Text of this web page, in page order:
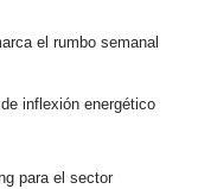
el rumbo semanal
inflexión energético
para el sector